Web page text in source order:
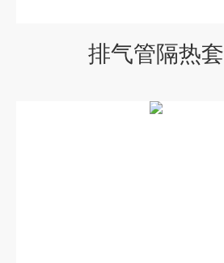
排气管隔热套